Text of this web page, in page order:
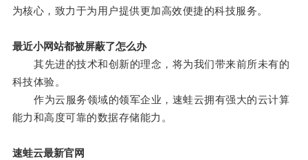
为核心，致力于为用户提供更加高效便捷的科技服务。
最近小网站都被屏蔽了怎么办
其先进的技术和创新的理念，将为我们带来前所未有的
科技体验。
作为云服务领域的领军企业，速蛙云拥有强大的云计算
能力和高度可靠的数据存储能力。
速蛙云最新官网